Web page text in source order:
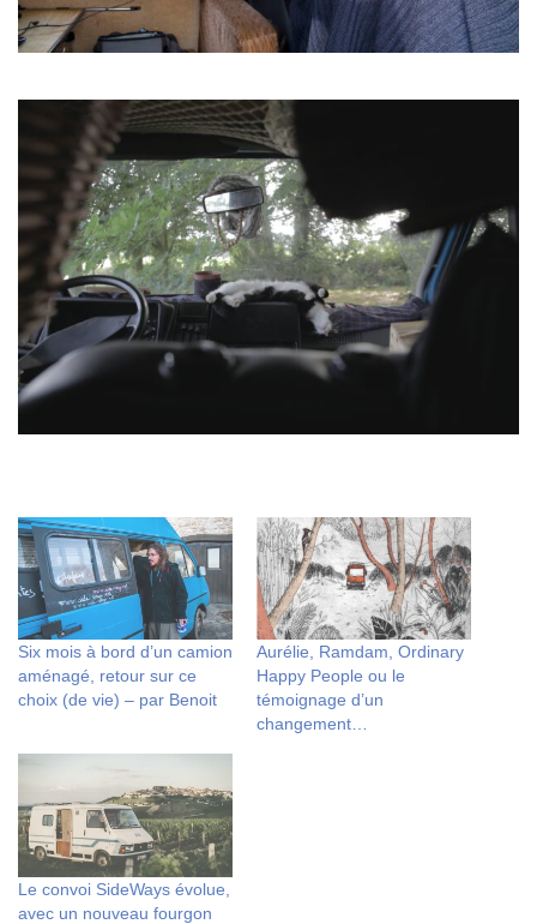
Six mois à bord d’un camion
aménagé, retour sur ce
choix (de vie) – par Benoit
Aurélie, Ramdam, Ordinary
Happy People ou le
témoignage d’un
changement…
Le convoi SideWays évolue,
avec un nouveau fourgon